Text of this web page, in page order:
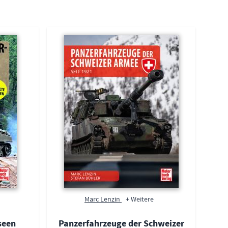
Marc Lenzin + Weitere
Panzerfahrzeuge der Schweizer